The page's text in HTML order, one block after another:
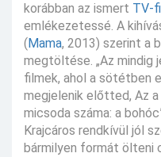
korábban az ismert TV-
emlékezetessé. A
( Mama, 2013) szerint a
megtöltése. „Az mindig
filmek, ahol a sötétben
megjelenik előtted, Az
micsoda száma: a
Krajcáros rendkívül jól
bármilyen formát ölteni